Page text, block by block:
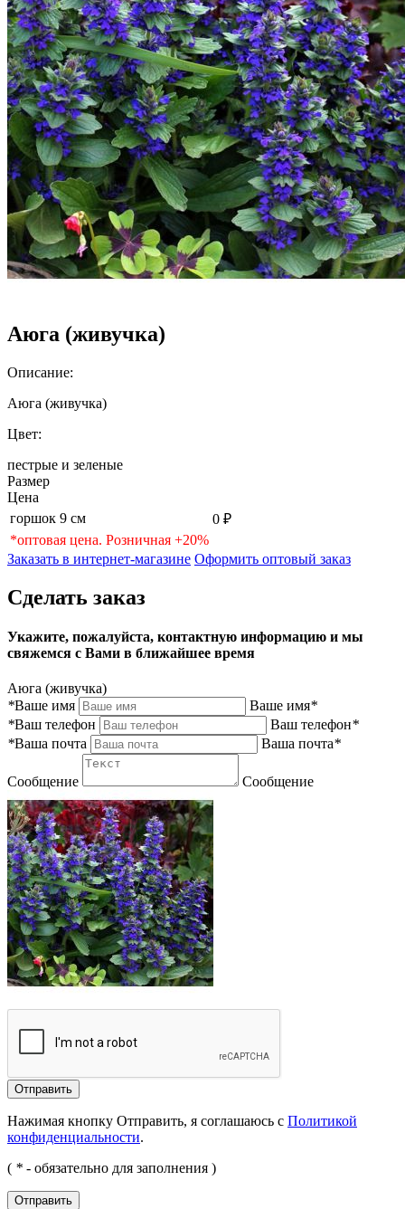
Аюга (живучка)
Описание:
Аюга (живучка)
Цвет:
пестрые и зеленые
Размер
Цена
горшок 9 см
0 ₽
*оптовая цена. Розничная +20%
Заказать в интернет-магазине Оформить оптовый заказ
Сделать заказ
Укажите, пожалуйста, контактную информацию и мы
свяжемся с Вами в ближайшее время
Аюга (живучка)
*Ваше имя Ваше имя*
*Ваш телефон Ваш телефон*
*Ваша почта Ваша почта*
Сообщение Сообщение
Отправить
Нажимая кнопку Отправить, я соглашаюсь с Политикой
конфиденциальности.
( * - обязательно для заполнения )
Отправить